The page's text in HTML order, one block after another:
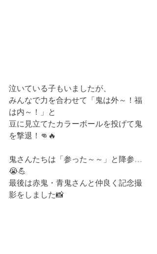
泣いている子もいましたが、
みんなで力を合わせて「鬼は外～！福
は内～！」と
豆に見立てたカラーボールを投げて鬼
を撃退！👊🔥
鬼さんたちは「参った～～」と降参…
😭💪
最後は赤鬼・青鬼さんと仲良く記念撮
影をしました📸